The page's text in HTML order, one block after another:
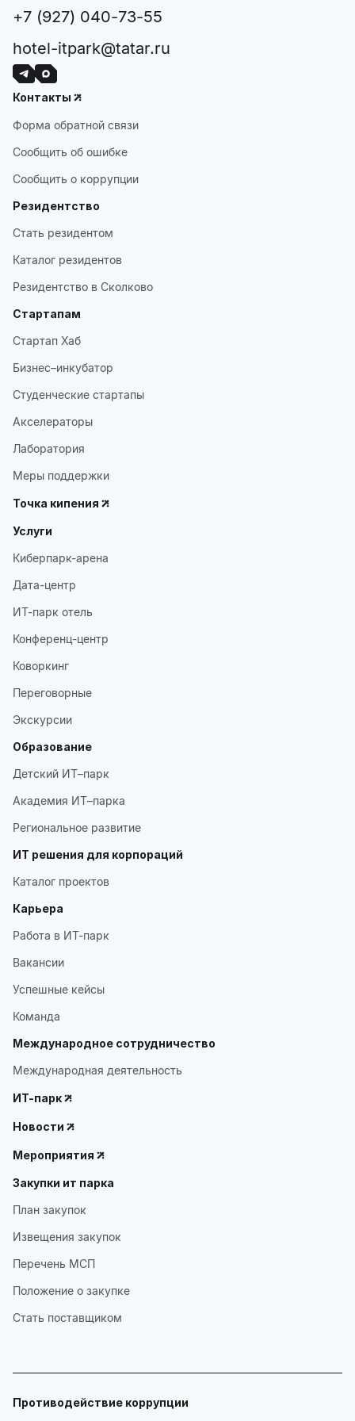
Обращаем ваше внимание, что в отеле установлено
Время заезда: с 15:00.
Время выезда: до 12:00.
+7 (927) 040-73-55
hotel-itpark@tatar.ru
Контакты
Форма обратной связи
Сообщить об ошибке
Сообщить о коррупции
Резидентство
Стать резидентом
Каталог резидентов
Резидентство в Сколково
Стартапам
Стартап Хаб
Бизнес–инкубатор
Студенческие стартапы
Акселераторы
Лаборатория
Меры поддержки
Точка кипения
Услуги
Киберпарк-арена
Дата-центр
ИТ-парк отель
Конференц-центр
Коворкинг
Переговорные
Экскурсии
Образование
Детский ИТ–парк
Академия ИТ–парка
Региональное развитие
ИТ решения для корпораций
Каталог проектов
Карьера
Работа в ИТ-парк
Вакансии
Успешные кейсы
Команда
Международное сотрудничество
Международная деятельность
ИТ-парк
Новости
Мероприятия
Закупки ит парка
План закупок
Извещения закупок
Перечень МСП
Положение о закупке
Стать поставщиком
Противодействие коррупции